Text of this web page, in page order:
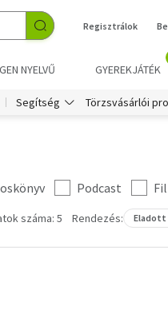
Regisztrálok
NYELVŰ GYEREKJÁTÉK
Segítség Törzsvásárlói
Podcast
száma: 5 Rendezés: Eladott